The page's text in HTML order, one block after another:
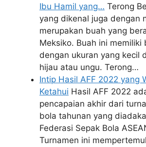
Ibu Hamil yang… Terong
yang dikenal juga dengan
merupakan buah yang
Meksiko. Buah ini memiliki
dengan ukuran yang kecil
hijau atau ungu. Terong…
Intip Hasil AFF 2022 yang
Ketahui Hasil AFF 2022
pencapaian akhir dari
bola tahunan yang
Federasi Sepak Bola
Turnamen ini